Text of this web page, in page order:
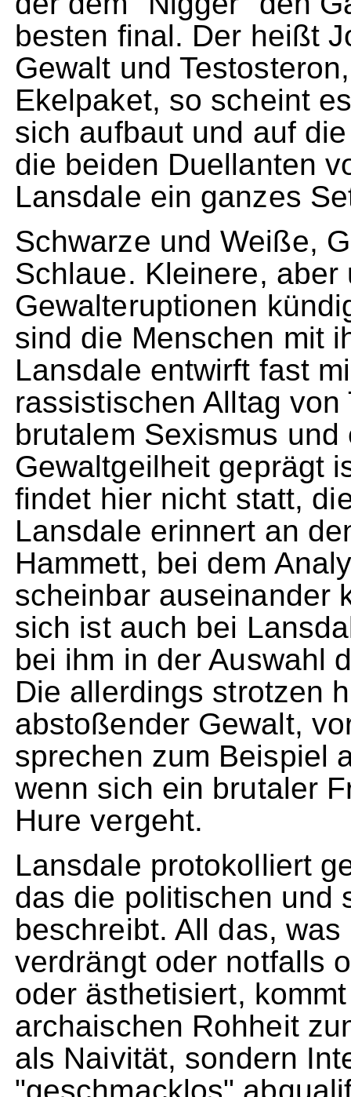
besten final. Der heißt
Gewalt und
Ekelpaket, so scheint
sich aufbaut und auf
die beiden Duellanten
Lansdale ein ganzes
Schwarze und Weiße,
Schlaue. Kleinere,
Gewalteruptionen
sind die Menschen mit
Lansdale entwirft fast
rassistischen Alltag
brutalem Sexismus
Gewaltgeilheit geprägt
findet hier nicht statt,
Lansdale erinnert an
Hammett, bei dem
scheinbar auseinander
sich ist auch bei
bei ihm in der Auswahl
Die allerdings strotzen
abstoßender Gewalt,
sprechen zum Beispiel
wenn sich ein brutaler
Hure vergeht.
Lansdale protokolliert
das die politischen und
beschreibt. All das,
verdrängt oder notfalls
oder ästhetisiert,
archaischen Rohheit
als Naivität, sondern
"geschmacklos"